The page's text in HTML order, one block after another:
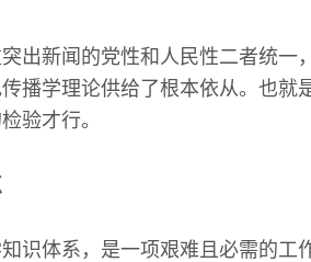
出新闻的党性和人民性二者统一
播学理论供给了根本依从。也就
验才行。
识体系，是一项艰难且必需的工